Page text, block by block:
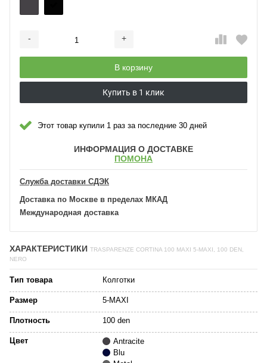
- +
В корзину
Купить в 1 клик
Этот товар купили 1 раз за последние 30 дней
ИНФОРМАЦИЯ О ДОСТАВКЕ
ПОМОНА
Служба доставки СДЭК
Доставка по Москве в пределах МКАД
Международная доставка
ХАРАКТЕРИСТИКИ TRASPARENZE CORTINA 100 MAXI 5-MAXI, 100 DEN,
NERO
Тип товара Колготки
Размер 5-MAXI
Плотность 100 den
Цвет
Antracite
Blu